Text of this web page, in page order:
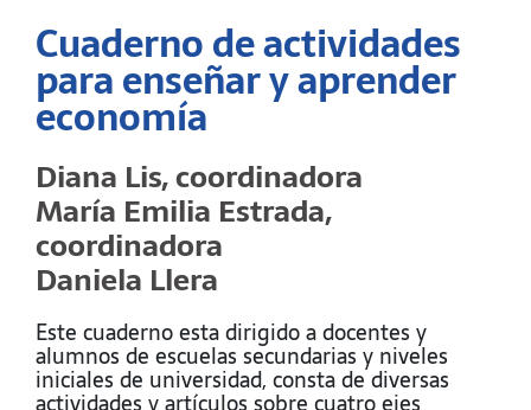
Cuaderno de actividades
para enseñar y aprender
economía
Diana Lis, coordinadora
María Emilia Estrada,
coordinadora
Daniela Llera
Este cuaderno esta dirigido a docentes y
alumnos de escuelas secundarias y niveles
iniciales de universidad, consta de diversas